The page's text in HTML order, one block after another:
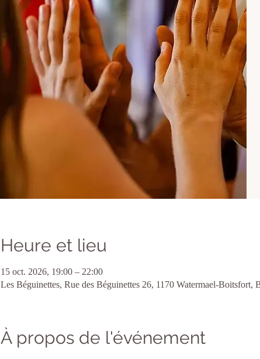
Heure et lieu
15 oct. 2026, 19:00 – 22:00
Les Béguinettes, Rue des Béguinettes 26, 1170 Watermael-Boitsfort,
À propos de l'événement